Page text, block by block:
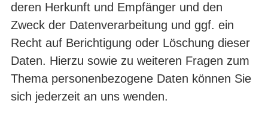
deren Herkunft und Empfänger und den
Zweck der Datenverarbeitung und ggf. ein
Recht auf Berichtigung oder Löschung dieser
Daten. Hierzu sowie zu weiteren Fragen zum
Thema personenbezogene Daten können Sie
sich jederzeit an uns wenden.